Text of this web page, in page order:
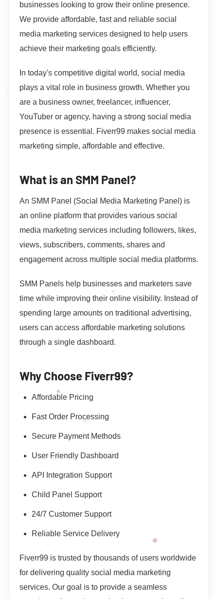
businesses looking to grow their online presence.
We provide affordable, fast and reliable social
media marketing services designed to help users
achieve their marketing goals efficiently.
In today's competitive digital world, social media
plays a vital role in business growth. Whether you
are a business owner, freelancer, influencer,
YouTuber or agency, having a strong social media
presence is essential. Fiverr99 makes social media
marketing simple, affordable and effective.
What is an SMM Panel?
An SMM Panel (Social Media Marketing Panel) is
an online platform that provides various social
media marketing services including followers, likes,
views, subscribers, comments, shares and
engagement across multiple social media platforms.
SMM Panels help businesses and marketers save
time while improving their online visibility. Instead of
spending large amounts on traditional advertising,
users can access affordable marketing solutions
through a single dashboard.
Why Choose Fiverr99?
Affordable Pricing
Fast Order Processing
Secure Payment Methods
User Friendly Dashboard
API Integration Support
Child Panel Support
24/7 Customer Support
Reliable Service Delivery
Fiverr99 is trusted by thousands of users worldwide
for delivering quality social media marketing
services. Our goal is to provide a seamless